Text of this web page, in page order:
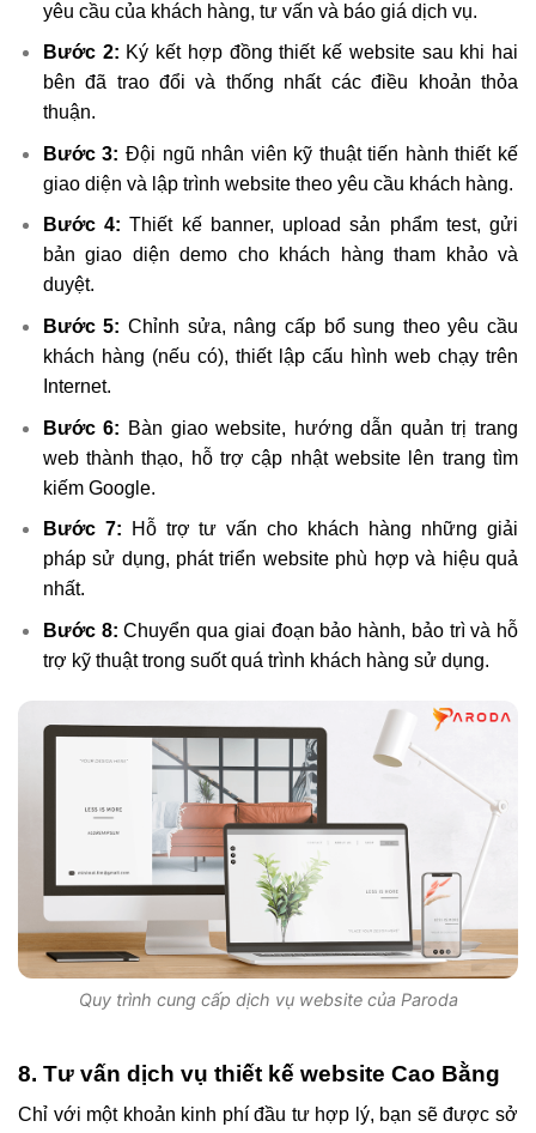
yêu cầu của khách hàng, tư vấn và báo giá dịch vụ.
Bước 2: Ký kết hợp đồng thiết kế website sau khi hai
bên đã trao đổi và thống nhất các điều khoản thỏa
thuận.
Bước 3: Đội ngũ nhân viên kỹ thuật tiến hành thiết kế
giao diện và lập trình website theo yêu cầu khách hàng.
Bước 4: Thiết kế banner, upload sản phẩm test, gửi
bản giao diện demo cho khách hàng tham khảo và
duyệt.
Bước 5: Chỉnh sửa, nâng cấp bổ sung theo yêu cầu
khách hàng (nếu có), thiết lập cấu hình web chạy trên
Internet.
Bước 6: Bàn giao website, hướng dẫn quản trị trang
web thành thạo, hỗ trợ cập nhật website lên trang tìm
kiếm Google.
Bước 7: Hỗ trợ tư vấn cho khách hàng những giải
pháp sử dụng, phát triển website phù hợp và hiệu quả
nhất.
Bước 8: Chuyển qua giai đoạn bảo hành, bảo trì và hỗ
trợ kỹ thuật trong suốt quá trình khách hàng sử dụng.
Quy trình cung cấp dịch vụ website của Paroda
8. Tư vấn dịch vụ thiết kế website Cao Bằng
Chỉ với một khoản kinh phí đầu tư hợp lý, bạn sẽ được sở